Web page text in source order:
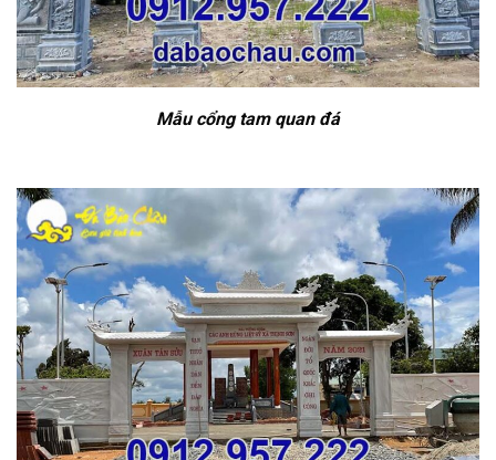
Mẫu cổng tam quan đá